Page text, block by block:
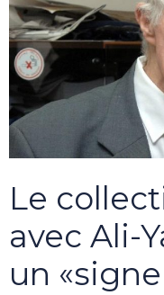
Le
avec Ali-
un «signe